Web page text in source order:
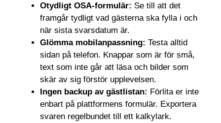
Otydligt OSA-formulär: Se till att det
framgår tydligt vad gästerna ska fylla i och
när sista svarsdatum är.
Glömma mobilanpassning: Testa alltid
sidan på telefon. Knappar som är för små,
text som inte går att läsa och bilder som
skär av sig förstör upplevelsen.
Ingen backup av gästlistan: Förlita er inte
enbart på plattformens formulär. Exportera
svaren regelbundet till ett kalkylark.